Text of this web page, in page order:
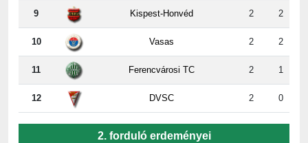
9 Kispest-Honvéd 2 2
10 Vasas 2 2
11 Ferencvárosi TC 2 1
12 DVSC 2 0
2. forduló erdeményei